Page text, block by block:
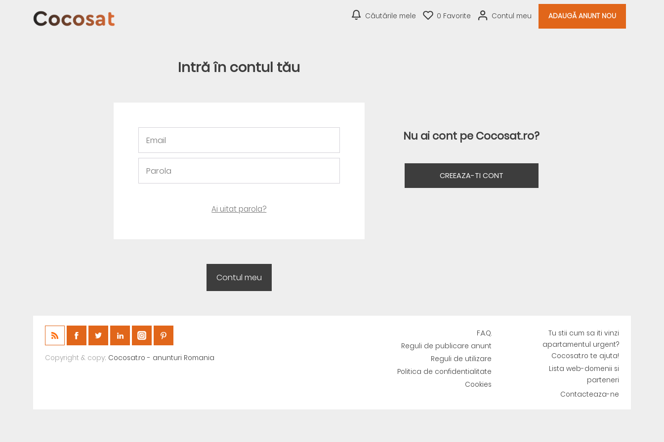
Căutările mele 0 Favorite Contul meu ADAUGĂ ANUNT NOU
Intră în contul tău
Ai uitat parola?
Nu ai cont pe Cocosat.ro?
CREEAZA-TI CONT
Copyright & copy; Cocosat.ro - anunturi Romania
F.A.Q.
Reguli de publicare anunt
Reguli de utilizare
Politica de confidentialitate
Cookies
Tu stii cum sa iti vinzi
apartamentul urgent?
Cocosat.ro te ajuta!
Lista web-domenii si
parteneri
Contacteaza-ne